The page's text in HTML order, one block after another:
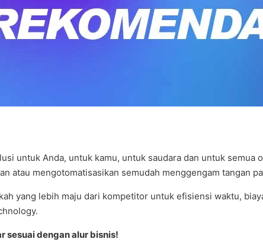
untuk Anda, untuk kamu, untuk saudara dan untuk semua
atau mengotomatisasikan semudah menggengam tangan
yang lebih maju dari kompetitor untuk efisiensi waktu,
sesuai dengan alur bisnis!